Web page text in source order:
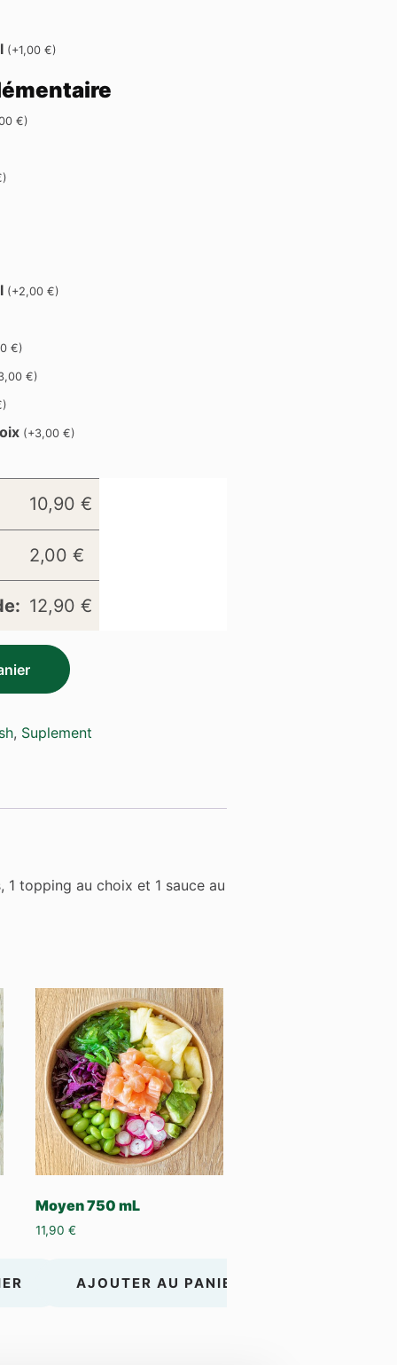
(+1,00€)
€)
)
(+2,00€)
€)
€)
)
(+3,00€)
10,90€
2,00€
12,90€
, Suplement
1 topping au choix et 1 sauce au
Moyen 750 mL
11,90€
AJOUTER AU PANIER